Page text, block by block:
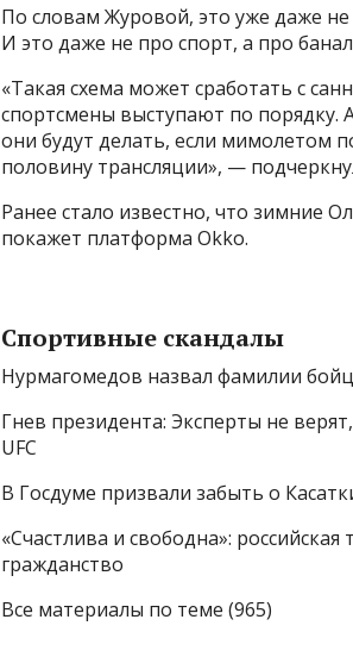
По словам Журовой, это уже даже не
И это даже не про спорт, а про
«Такая схема может сработать с
спортсмены выступают по
они будут делать, если мимолетом
половину трансляции», —
Ранее стало известно, что зимние
покажет платформа Okko.
Спортивные скандалы
Нурмагомедов назвал фамилии
Гнев президента: Эксперты не
UFC
В Госдуме призвали забыть о
«Счастлива и свободна»:
гражданство
Все материалы по теме (965)